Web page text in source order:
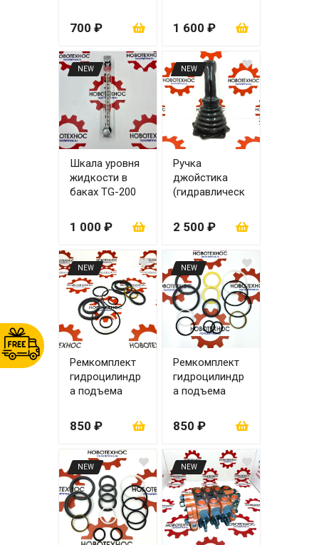
700 ₽ 1 600 ₽
NEW
Шкала уровня
жидкости в
баках TG-200
1 000 ₽
NEW
Ручка
джойстика
(гидравлическ
2 500 ₽
NEW
Ремкомплект
гидроцилиндр
а подъема
90х50
850 ₽
NEW
Ремкомплект
гидроцилиндр
а подъема
80х45
850 ₽
NEW NEW